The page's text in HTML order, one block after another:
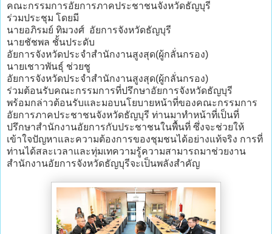
คณะกรรมการอัยการภาคประชาชนจังหวัดธัญบุรี
ร่วมประชุม โดยมี
นายอภิรมย์ ทิมวงศ์ อัยการจังหวัดธัญบุรี
นายชัชพล ชั้นประดับ
อัยการจังหวัดประจำสำนักงานสูงสุด(ผู้กลั่นกรอง)
นายเชาวพันธุ์ ช่วยชู
อัยการจังหวัดประจำสำนักงานสูงสุด(ผู้กลั่นกรอง)
ร่วมต้อนรับคณะกรรมการที่ปรึกษาอัยการจังหวัดธัญบุรี
พร้อมกล่าวต้อนรับและมอบนโยบายหน้าที่ของคณะกรรมการ
อัยการภาคประชาชนจังหวัดธัญบุรี ท่านมาทำหน้าที่เป็นที่
ปรึกษาสำนักงานอัยการกับประชาชนในพื้นที่ ซึ่งจะช่วยให้
เข้าใจปัญหาและความต้องการของชุมชนได้อย่างแท้จริง การที่
ท่านได้สละเวลาและทุ่มเทความรู้ความสามารถมาช่วยงาน
สำนักงานอัยการจังหวัดธัญบุรีจะเป็นพลังสำคัญ